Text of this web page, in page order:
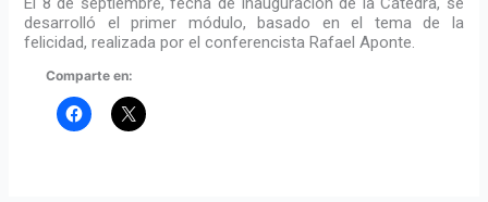
desarrolló el primer módulo, basado en el tema de la
felicidad, realizada por el conferencista Rafael Aponte.
Comparte en: